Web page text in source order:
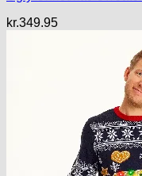
kr.349.95